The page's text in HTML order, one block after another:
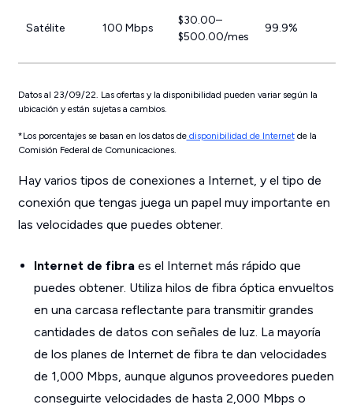
Satélite 100 Mbps
$30.00–
$500.00/mes
99.9%
Datos al 23/09/22. Las ofertas y la disponibilidad pueden variar según la
ubicación y están sujetas a cambios.
*Los porcentajes se basan en los datos dedisponibilidad de Internetde la
Comisión Federal de Comunicaciones.
Hay varios tipos de conexiones a Internet, y el tipo de
conexión que tengas juega un papel muy importante en
las velocidades que puedes obtener.
Internet de fibraes el Internet más rápido que
puedes obtener. Utiliza hilos de fibra óptica envueltos
en una carcasa reflectante para transmitir grandes
cantidades de datos con señales de luz. La mayoría
de los planes de Internet de fibra te dan velocidades
de 1,000 Mbps, aunque algunos proveedores pueden
conseguirte velocidades de hasta 2,000 Mbps o